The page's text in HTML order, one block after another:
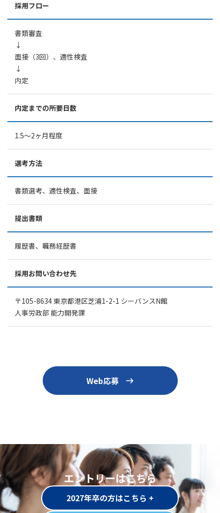
採用フロー
書類審査
↓
面接（3回）、適性検査
↓
内定
内定までの所要日数
1.5〜2ヶ月程度
選考方法
書類選考、適性検査、面接
提出書類
履歴書、職務経歴書
採用お問い合わせ先
〒105-8634 東京都港区芝浦1-2-1 シーバンスN館
人事労政部 能力開発課
Web応募
エントリーはこちら
2027年卒の方はこちら +